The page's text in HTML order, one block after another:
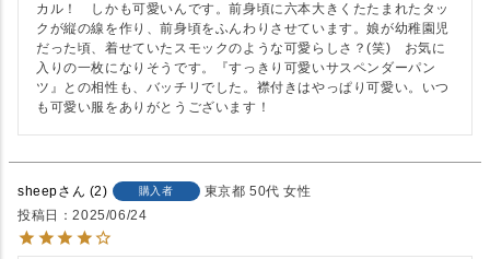
カル！　しかも可愛いんです。前身頃に六本大きくたたまれたタッ
クが縦の線を作り、前身頃をふんわりさせています。娘が幼稚園児
だった頃、着せていたスモックのような可愛らしさ？(笑)　お気に
入りの一枚になりそうです。『すっきり可愛いサスペンダーパン
ツ』との相性も、バッチリでした。襟付きはやっぱり可愛い。いつ
も可愛い服をありがとうございます！
sheep 2 購入者 東京都 50代 女性
投稿日
2025/06/24